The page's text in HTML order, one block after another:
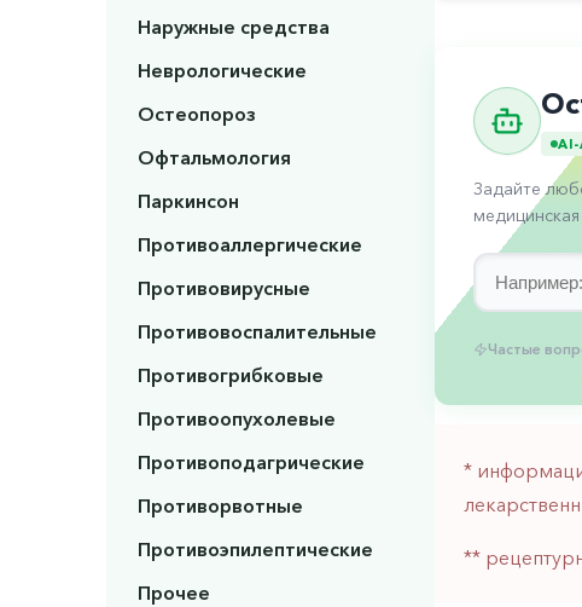
Наружные средства
Неврологические
Остеопороз
Офтальмология
Паркинсон
Противоаллергические
Противовирусные
Противовоспалительные
Противогрибковые
Противоопухолевые
Противоподагрические
Противорвотные
Противоэпилептические
Прочее
Задайте
Частые
*
**